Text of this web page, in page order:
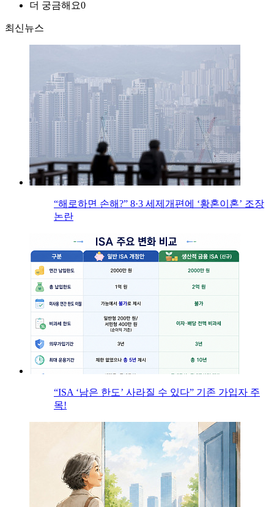
더 궁금해요0
최신뉴스
“해로하면 손해?” 8·3 세제개편에 ‘황혼이혼’ 조장
논란
“ISA ‘남은 한도’ 사라질 수 있다” 기존 가입자 주
목!